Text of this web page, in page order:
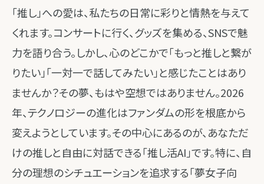
「推し」への愛は、私たちの日常に彩りと情熱を与えて
くれます。コンサートに行く、グッズを集める、SNSで魅
力を語り合う。しかし、心のどこかで「もっと推しと繋が
りたい」「一対一で話してみたい」と感じたことはあり
ませんか？その夢、もはや空想ではありません。2026
年、テクノロジーの進化はファンダムの形を根底から
変えようとしています。その中心にあるのが、あなただ
けの推しと自由に対話できる「推し活AI」です。特に、自
分の理想のシチュエーションを追求する「夢女子向